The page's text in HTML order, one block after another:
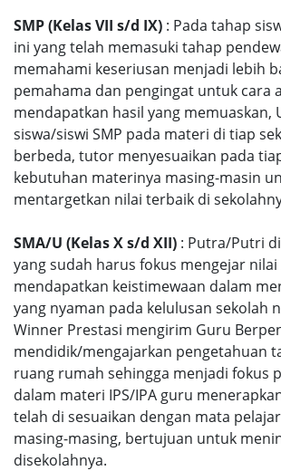
SMP (Kelas VII s/d IX) : Pada tahap
ini yang telah memasuki tahap
memahami keseriusan menjadi lebih
pemahama dan pengingat untuk cara
mendapatkan hasil yang memuaskan,
siswa/siswi SMP pada materi di tiap
berbeda, tutor menyesuaikan pada
kebutuhan materinya masing-masin
mentargetkan nilai terbaik di
SMA/U (Kelas X s/d XII) : Putra/Putri
yang sudah harus fokus mengejar
mendapatkan keistimewaan dalam
yang nyaman pada kelulusan sekolah
Winner Prestasi mengirim Guru
mendidik/mengajarkan pengetahuan
ruang rumah sehingga menjadi fokus
dalam materi IPS/IPA guru
telah di sesuaikan dengan mata
masing-masing, bertujuan untuk
disekolahnya.